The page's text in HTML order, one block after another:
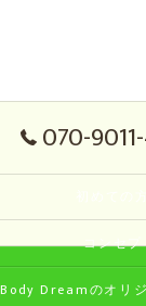
070-
コンセ